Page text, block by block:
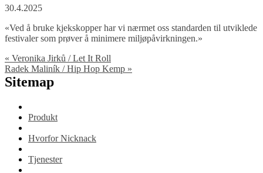
30.4.2025
«Ved å bruke kjekskopper har vi nærmet oss standarden til utviklede
festivaler som prøver å minimere miljøpåvirkningen.»
« Veronika Jirků / Let It Roll
Radek Maliník / Hip Hop Kemp »
Sitemap
Produkt
Hvorfor Nicknack
Tjenester